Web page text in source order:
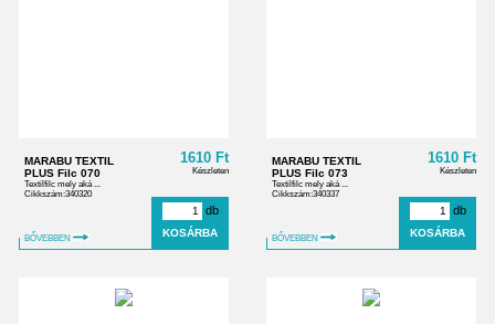
MARABU TEXTIL
PLUS Filc 070
Textilfilc mely aká ...
Cikkszám:340320
BŐVEBBEN
1610 Ft
Készleten
db
MARABU TEXTIL
PLUS Filc 073
Textilfilc mely aká ...
Cikkszám:340337
BŐVEBBEN
1610 Ft
Készleten
db